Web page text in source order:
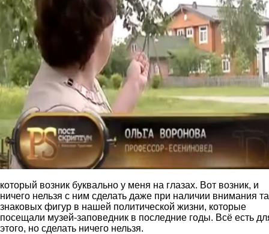
который возник буквально у меня на глазах. Вот возник, и
ничего нельзя с ним сделать даже при наличии внимания
знаковых фигур в нашей политической жизни, которые
посещали музей-заповедник в последние годы. Всё есть
этого, но сделать ничего нельзя.